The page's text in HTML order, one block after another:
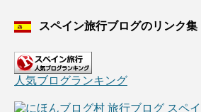
スペイン旅行ブログのリンク集
人気ブログランキング